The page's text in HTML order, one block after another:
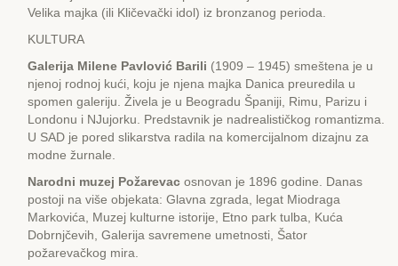
Velika majka (ili Kličevački idol) iz bronzanog perioda.
KULTURA
Galerija Milene Pavlović Barili (1909 – 1945) smeštena je u
njenoj rodnoj kući, koju je njena majka Danica preuredila u
spomen galeriju. Živela je u Beogradu Španiji, Rimu, Parizu i
Londonu i NJujorku. Predstavnik je nadrealističkog romantizma.
U SAD je pored slikarstva radila na komercijalnom dizajnu za
modne žurnale.
Narodni muzej Požarevac osnovan je 1896 godine. Danas
postoji na više objekata: Glavna zgrada, legat Miodraga
Markovića, Muzej kulturne istorije, Еtno park tulba, Kuća
Dobrnjčevih, Galerija savremene umetnosti, Šator
požarevačkog mira.